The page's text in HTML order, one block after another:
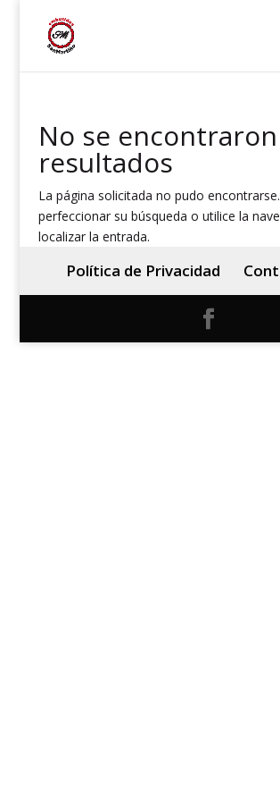
No se encontraron
resultados
La página solicitada no pudo
perfeccionar su búsqueda o utilice la
localizar la entrada.
Política de Privacidad